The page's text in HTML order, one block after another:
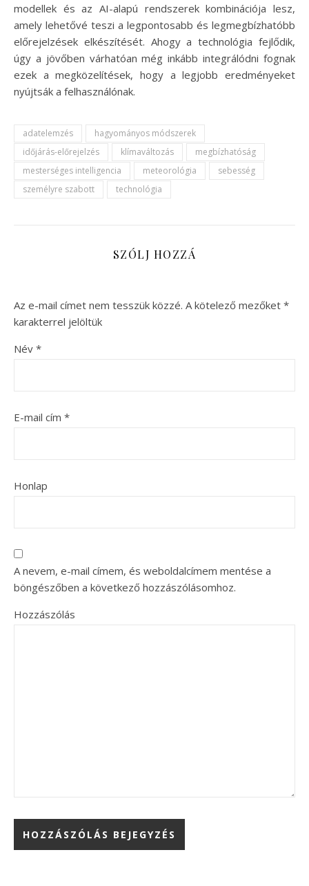
modellek és az AI-alapú rendszerek kombinációja lesz,
amely lehetővé teszi a legpontosabb és legmegbízhatóbb
előrejelzések elkészítését. Ahogy a technológia fejlődik,
úgy a jövőben várhatóan még inkább integrálódni fognak
ezek a megközelítések, hogy a legjobb eredményeket
nyújtsák a felhasználónak.
adatelemzés
hagyományos módszerek
időjárás-előrejelzés
klímaváltozás
megbízhatóság
mesterséges intelligencia
meteorológia
sebesség
személyre szabott
technológia
SZÓLJ HOZZÁ
Az e-mail címet nem tesszük közzé. A kötelező mezőket *
karakterrel jelöltük
Név *
E-mail cím *
Honlap
A nevem, e-mail címem, és weboldalcímem mentése a
böngészőben a következő hozzászólásomhoz.
Hozzászólás